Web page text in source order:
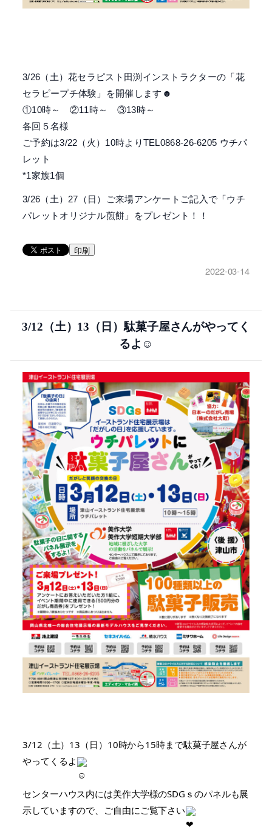
3/26（土）花セラピスト田渕インストラクターの 「花
セラピープチ体験」を開催します☻
①10時～ ②11時～ ③13時～
各回５名様
ご予約は3/22（火）10時よりTEL0868-26-6205 ウチパ
レット
*1家族1個
3/26（土）27（日）ご来場アンケートご記入で「ウチ
パレットオリジナル煎餅」をプレゼント！！
印刷
2022-03-14
3/12（土）13（日）駄菓子屋さんがやってく
るよ☺
3/12（土）13（日）10時から15時まで駄菓子屋さんが
やってくるよ
センターハウス内には美作大学様のSDGｓのパネルも展
示していますので、ご自由にご覧下さい